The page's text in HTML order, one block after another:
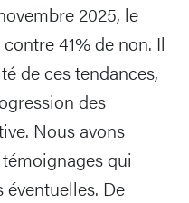
2025, le
41% de non. Il
de ces tendances,
des
Nous avons
qui
De